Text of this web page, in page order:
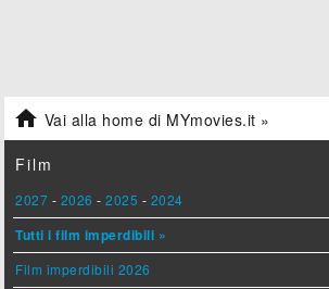
 Vai alla home di MYmovies.it »
Film
2027 - 2026 -2025 - 2024
Tutti i film imperdibili »
Film imperdibili 2026